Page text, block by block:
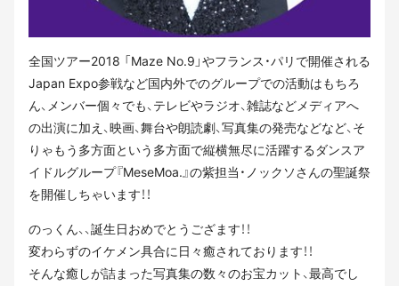
全国ツアー2018 「Maze No.9」やフランス・パリで開催される
Japan Expo参戦など国内外でのグループでの活動はもちろ
ん、メンバー個々でも、テレビやラジオ、雑誌などメディアへ
の出演に加え、映画、舞台や朗読劇、写真集の発売などなど、そ
りゃもう多方面という多方面で縦横無尽に活躍するダンスア
イドルグループ『MeseMoa.』の紫担当・ノックソさんの聖誕祭
を開催しちゃいます！！
のっくん、、誕生日おめでとうござます！！
変わらずのイケメン具合に日々癒されております！！
そんな癒しが詰まった写真集の数々のお宝カット、最高でし